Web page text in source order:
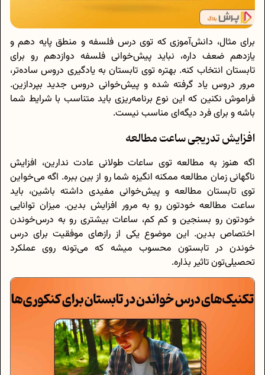
برای مثال، دانش‌آموزی که توی درس فلسفه و منطق پایه دهم و
یازدهم ضعف داره، نباید پیش‌خوانی فلسفه دوازدهم رو برای
تابستان انتخاب کنه. بهتره توی تابستان به یادگیری دروس ساده‌تر،
مرور دروس یاد گرفته شده و پیش‌خوانی دروس جدید بپردازین.
فراموش نکنین که این نوع برنامه‌ریزی باید متناسب با شرایط شما
باشه و برای فرد دیگه‌ای مناسب نیست.
افزایش تدریجی ساعت مطالعه
اگه هنوز به مطالعه توی ساعات طولانی عادت ندارین، افزایش
ناگهانی زمان مطالعه ممکنه انگیزه شما رو از بین ببره. اگه می‌خواین
توی تابستان مطالعه و پیش‌خوانی مفیدی داشته باشین، باید
ساعت مطالعه خودتون رو به مرور افزایش بدین. میزان توانایی
خودتون رو بسنجین و کم کم، ساعات بیشتری رو به درس‌خوندن
اختصاص بدین. این موضوع یکی از راز‌های موفقیت برای درس
خوندن در تابستون محسوب میشه که می‌تونه روی عملکرد
تحصیلی‌تون تاثیر بذاره.